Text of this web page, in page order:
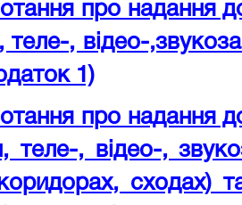
про надання
теле-, відео-
1)
про надання
теле-, відео-,
сходах)